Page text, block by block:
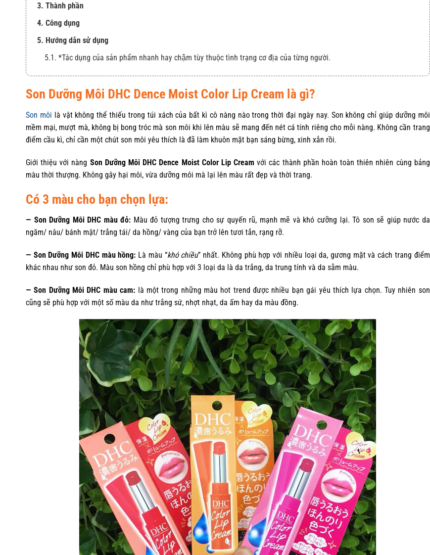
3. Thành phần
4. Công dụng
5. Hướng dẫn sử dụng
5.1. *Tác dụng của sản phẩm nhanh hay chậm tùy thuộc tình trạng cơ địa của từng người.
Son Dưỡng Môi DHC Dence Moist Color Lip Cream là gì?
Son môi là vật không thể thiếu trong túi xách của bất kì cô nàng nào trong thời đại ngày nay. Son không chỉ giúp dưỡng môi
mềm mại, mượt mà, không bị bong tróc mà son môi khi lên màu sẽ mang đến nét cá tính riêng cho mỗi nàng. Không cần trang
điểm cầu kì, chỉ cần một chút son môi yêu thích là đã làm khuôn mặt bạn sáng bừng, xinh xắn rồi.
Giới thiệu với nàng Son Dưỡng Môi DHC Dence Moist Color Lip Cream với các thành phần hoàn toàn thiên nhiên cùng bảng
màu thời thượng. Không gây hại môi, vừa dưỡng môi mà lại lên màu rất đẹp và thời trang.
Có 3 màu cho bạn chọn lựa:
— Son Dưỡng Môi DHC màu đỏ: Màu đỏ tượng trưng cho sự quyến rũ, mạnh mẽ và khó cưỡng lại. Tô son sẽ giúp nước da
ngăm/ nâu/ bánh mật/ trắng tái/ da hồng/ vàng của bạn trở lên tươi tắn, rạng rỡ.
— Son Dưỡng Môi DHC màu hồng: Là màu “khó chiều” nhất. Không phù hợp với nhiều loại da, gương mặt và cách trang điểm
khác nhau như son đỏ. Màu son hồng chỉ phù hợp với 3 loại da là da trắng, da trung tính và da sẫm màu.
— Son Dưỡng Môi DHC màu cam: là một trong những màu hot trend được nhiều bạn gái yêu thích lựa chọn. Tuy nhiên son
cũng sẽ phù hợp với một số màu da như trắng sứ, nhợt nhạt, da ấm hay da màu đồng.